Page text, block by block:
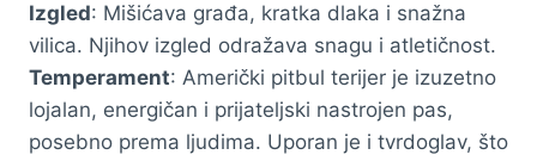
Izgled: Mišićava građa, kratka dlaka i snažna
vilica. Njihov izgled odražava snagu i atletičnost.
Temperament: Američki pitbul terijer je izuzetno
lojalan, energičan i prijateljski nastrojen pas,
posebno prema ljudima. Uporan je i tvrdoglav, što